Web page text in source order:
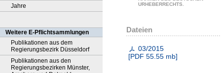
Jahre
Weitere E-Pflichtsammlungen
Publikationen aus dem
Regierungsbezirk Düsseldorf
Publikationen aus den
Regierungsbezirken Münster,
URHEBERRECHTS.
Dateien
03/2015
[PDF 55.55 mb]